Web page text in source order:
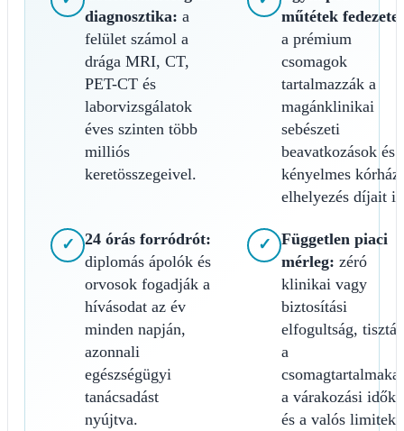
diagnosztika: a
felület számol a
drága MRI, CT,
PET-CT és
laborvizsgálatok
éves szinten több
milliós
keretösszegeivel.
műtétek fedezete:
a prémium
csomagok
tartalmazzák a
magánklinikai
sebészeti
beavatkozások és
kényelmes kórházi
elhelyezés díjait
✓
24 órás forródrót:
diplomás ápolók és
orvosok fogadják a
hívásodat az év
minden napján,
azonnali
egészségügyi
tanácsadást
nyújtva.
✓
Független piaci
mérleg: zéró
klinikai vagy
biztosítási
elfogultság, tisztán
a
a várakozási
és a valós